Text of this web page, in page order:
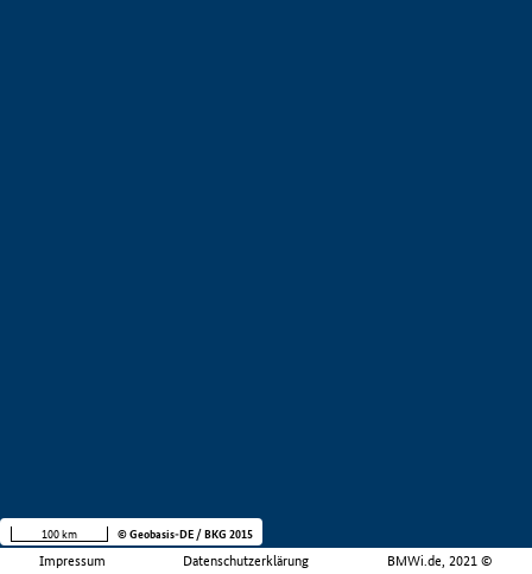
Impressum Datenschutzerklärung BMWi.de, 2021 ©
100 km © Geobasis-DE / BKG 2015